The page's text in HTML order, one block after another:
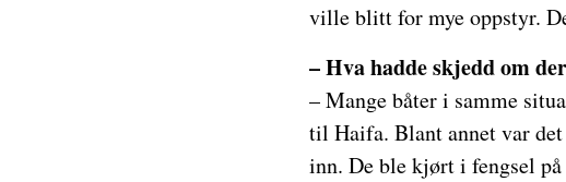
ville blitt for mye oppstyr.
– Hva hadde skjedd om
– Mange båter i samme
til Haifa. Blant annet var
inn. De ble kjørt i fengsel